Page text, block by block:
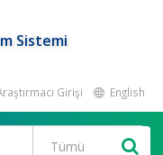
Sistemi
Girişi English